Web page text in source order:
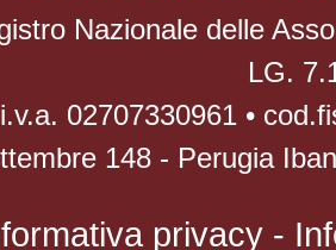
Nazionale delle
LG.
02707330961 •
148 - Perugia
privacy -